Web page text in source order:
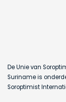
De Unie van
Suriname is
Soroptimist